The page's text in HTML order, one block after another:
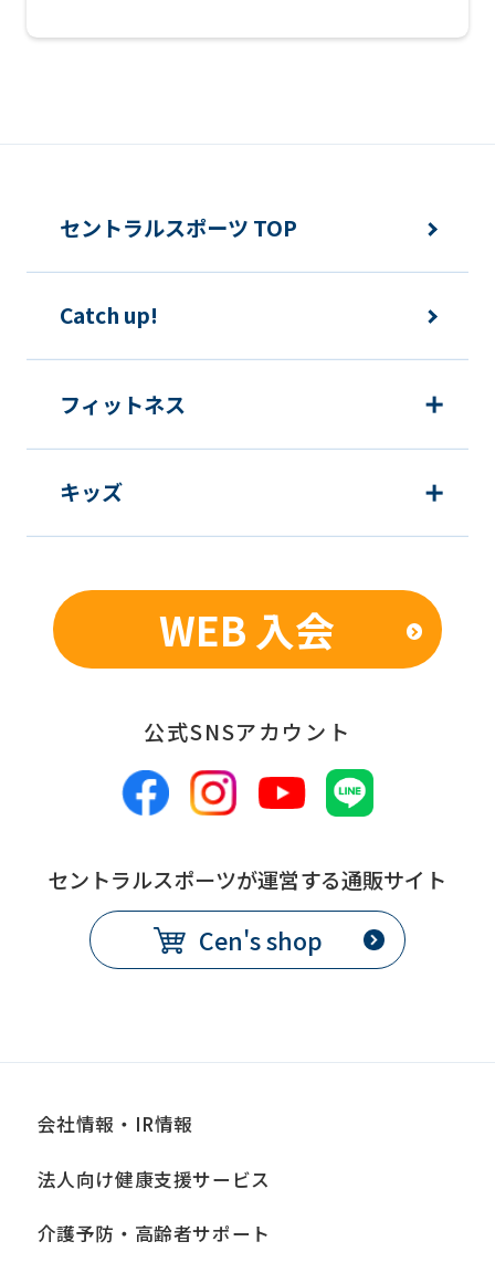
so
not
accurate
translation.
from
We
ask
that
fully
understand
this
using
the
service.
セントラルスポーツ TOP
Catch up!
フィットネス
キッズ
WEB 入会
公式SNSアカウント
セントラルスポーツが運営する通販サイト
Cen's shop
会社情報・IR情報
法人向け健康支援サービス
介護予防・高齢者サポート